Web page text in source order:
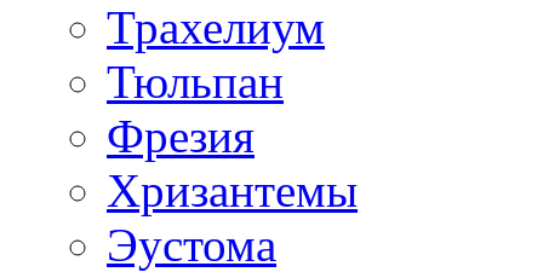
Трахелиум
Тюльпан
Фрезия
Хризантемы
Эустома